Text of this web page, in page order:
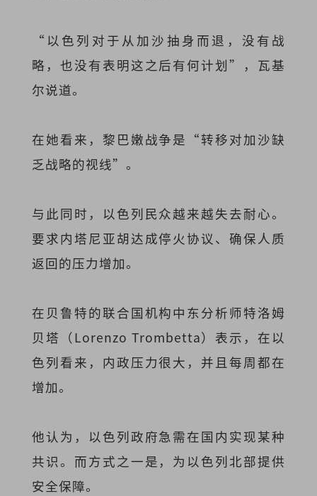
“以色列对于从加沙抽身而退，没有战
略，也没有表明这之后有何计划”，瓦基
尔说道。
在她看来，黎巴嫩战争是“转移对加沙缺
乏战略的视线”。
与此同时，以色列民众越来越失去耐心。
要求内塔尼亚胡达成停火协议、确保人质
返回的压力增加。
在贝鲁特的联合国机构中东分析师特洛姆
贝塔（Lorenzo Trombetta）表示，在以
色列看来，内政压力很大，并且每周都在
增加。
他认为，以色列政府急需在国内实现某种
共识。而方式之一是，为以色列北部提供
安全保障。